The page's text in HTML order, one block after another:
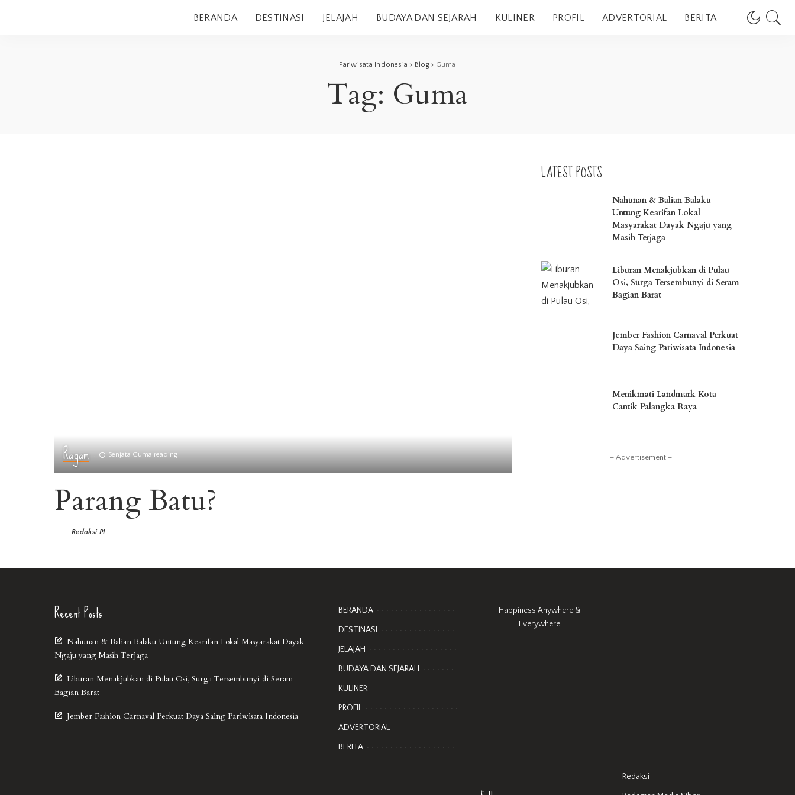
BERANDA DESTINASI JELAJAH BUDAYA DAN SEJARAH KULINER PROFIL ADVERTORIAL BERITA
Pariwisata Indonesia > Blog> Guma
Tag: Guma
Ragam Senjata Guma reading
Parang Batu?
Redaksi PI
LATEST POSTS
Nahunan & Balian Balaku
Untung Kearifan Lokal
Masyarakat Dayak Ngaju yang
Masih Terjaga
Liburan Menakjubkan di Pulau
Osi, Surga Tersembunyi di Seram
Bagian Barat
Jember Fashion Carnaval Perkuat
Daya Saing Pariwisata Indonesia
Menikmati Landmark Kota
Cantik Palangka Raya
– Advertisement –
Recent Posts
Nahunan & Balian Balaku Untung Kearifan Lokal Masyarakat Dayak
Ngaju yang Masih Terjaga
Liburan Menakjubkan di Pulau Osi, Surga Tersembunyi di Seram
Bagian Barat
Jember Fashion Carnaval Perkuat Daya Saing Pariwisata Indonesia
BERANDA
DESTINASI
JELAJAH
BUDAYA DAN SEJARAH
KULINER
PROFIL
ADVERTORIAL
BERITA
Happiness Anywhere &
Everywhere
Redaksi